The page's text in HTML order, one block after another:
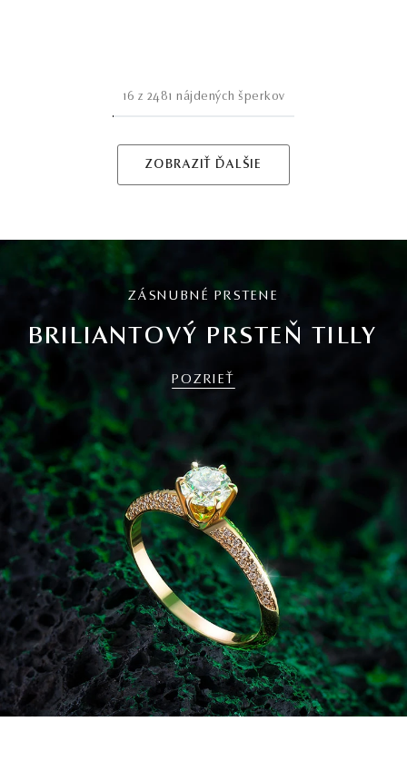
16 z 2481 nájdených šperkov
ZOBRAZIŤ ĎALŠIE
ZÁSNUBNÉ PRSTENE
BRILIANTOVÝ PRSTEŇ TILLY
POZRIEŤ